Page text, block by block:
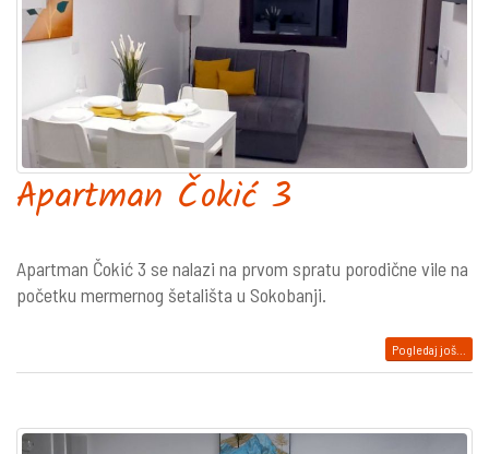
Apartman Čokić 3
Apartman Čokić 3 se nalazi na prvom spratu porodične vile na
početku mermernog šetališta u Sokobanji.
Pogledaj još...